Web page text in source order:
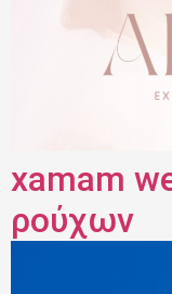
xamam
ρούχων